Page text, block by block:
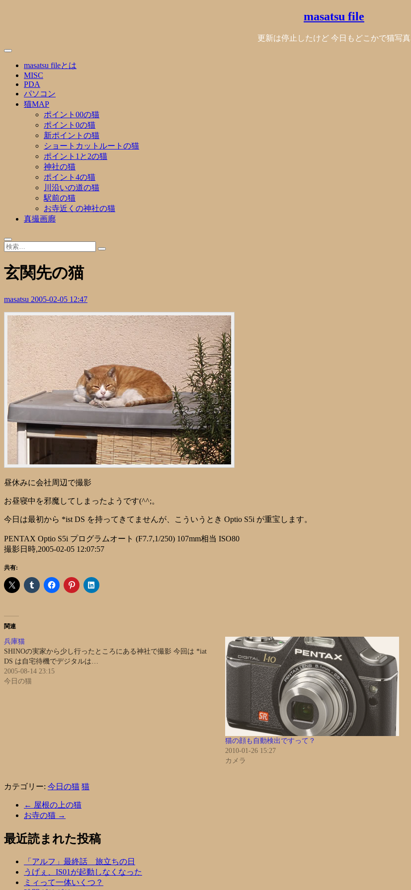
masatsu file
更新は停止したけど 今日もどこかで猫写真
masatsu fileとは
MISC
PDA
パソコン
猫MAP
ポイント00の猫
ポイント0の猫
新ポイントの猫
ショートカットルートの猫
ポイント1と2の猫
神社の猫
ポイント4の猫
川沿いの道の猫
駅前の猫
お寺近くの神社の猫
真撮画廊
玄関先の猫
masatsu 2005-02-05 12:47
昼休みに会社周辺で撮影
お昼寝中を邪魔してしまったようです(^^;。
今日は最初から *ist DS を持ってきてませんが、こういうとき Optio S5i が重宝します。
PENTAX Optio S5i プログラムオート (F7.7,1/250) 107mm相当 ISO80
撮影日時,2005-02-05 12:07:57
共有:
関連
兵庫猫
SHINOの実家から少し行ったところにある神社で撮影 今回は *iat
DS は自宅待機でデジタルは…
2005-08-14 23:15
今日の猫
猫の顔も自動検出ですって？
2010-01-26 15:27
カメラ
カテゴリー: 今日の猫 猫
← 屋根の上の猫
お寺の猫 →
最近読まれた投稿
「アルフ」最終話 旅立ちの日
うげぇ、IS01が起動しなくなった
ミィって一体いくつ？